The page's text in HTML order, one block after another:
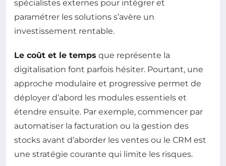
spécialistes externes pour intégrer et
paramétrer les solutions s’avère un
investissement rentable.
Le coût et le temps que représente la
digitalisation font parfois hésiter. Pourtant, une
approche modulaire et progressive permet de
déployer d’abord les modules essentiels et
étendre ensuite. Par exemple, commencer par
automatiser la facturation ou la gestion des
stocks avant d’aborder les ventes ou le CRM est
une stratégie courante qui limite les risques.